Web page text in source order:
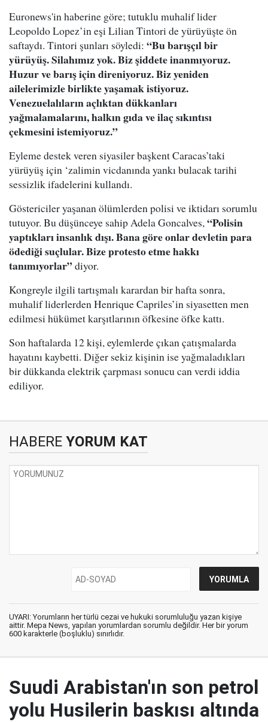
Euronews'in haberine göre; tutuklu muhalif lider
Leopoldo Lopez’in eşi Lilian Tintori de yürüyüşte ön
saftaydı. Tintori şunları söyledi: “Bu barışçıl bir
yürüyüş. Silahımız yok. Biz şiddete inanmıyoruz.
Huzur ve barış için direniyoruz. Biz yeniden
ailelerimizle birlikte yaşamak istiyoruz.
Venezuelalıların açlıktan dükkanları
yağmalamalarını, halkın gıda ve ilaç sıkıntısı
çekmesini istemiyoruz.”
Eyleme destek veren siyasiler başkent Caracas’taki
yürüyüş için ‘zalimin vicdanında yankı bulacak tarihi
sessizlik ifadelerini kullandı.
Göstericiler yaşanan ölümlerden polisi ve iktidarı sorumlu
tutuyor. Bu düşünceye sahip Adela Goncalves,“Polisin
yaptıkları insanlık dışı. Bana göre onlar devletin para
ödediği suçlular. Bize protesto etme hakkı
tanımıyorlar”diyor.
Kongreyle ilgili tartışmalı karardan bir hafta sonra,
muhalif liderlerden Henrique Capriles’in siyasetten men
edilmesi hükümet karşıtlarının öfkesine öfke kattı.
Son haftalarda 12 kişi, eylemlerde çıkan çatışmalarda
hayatını kaybetti. Diğer sekiz kişinin ise yağmaladıkları
bir dükkanda elektrik çarpması sonucu can verdi iddia
ediliyor.
HABERE YORUM KAT
UYARI: Yorumların her türlü cezai ve hukuki sorumluluğu yazan kişiye
aittir. Mepa News, yapılan yorumlardan sorumlu değildir. Her bir yorum
600 karakterle (boşluklu) sınırlıdır.
Suudi Arabistan'ın son petrol
yolu Husilerin baskısı altında